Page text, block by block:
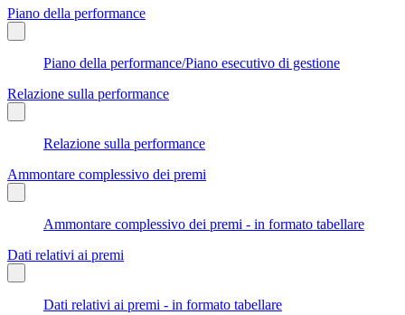
Piano della performance
Piano della performance/Piano esecutivo di gestione
Relazione sulla performance
Relazione sulla performance
Ammontare complessivo dei premi
Ammontare complessivo dei premi - in formato tabellare
Dati relativi ai premi
Dati relativi ai premi - in formato tabellare